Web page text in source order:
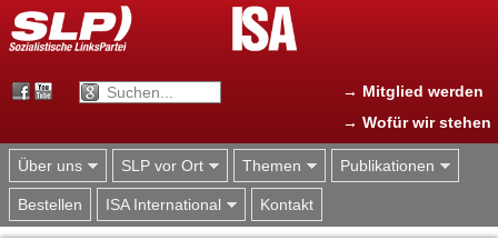
Jump to navigation
→ Mitglied werden
→ Wofür wir stehen
Über uns SLP vor Ort Themen Publikationen
Bestellen ISA International Kontakt